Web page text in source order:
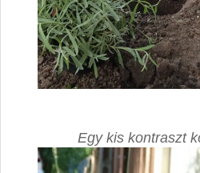
Egy kis kontraszt